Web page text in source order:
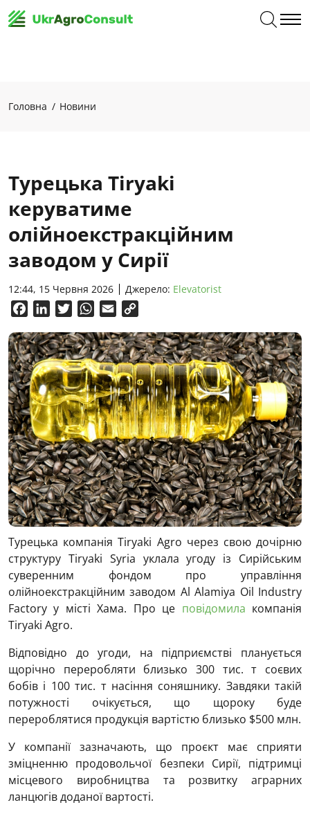
Головна Новини
Турецька Tiryaki
керуватиме
олійноекстракційним
заводом у Сирії
12:44, 15 Червня 2026 Джерело: Elevatorist
FacebookLinkedInTwitterWhatsApp
Email
Турецька компанія Tiryaki Agro через свою дочірню
структуру Tiryaki Syria уклала угоду із Сирійським
суверенним фондом про управління
олійноекстракційним заводом Al Alamiya Oil Industry
Factory у місті Хама. Про це повідомила компанія
Tiryaki Agro.
Відповідно до угоди, на підприємстві планується
щорічно переробляти близько 300 тис. т соєвих
бобів і 100 тис. т насіння соняшнику. Завдяки такій
потужності очікується, що щороку буде
перероблятися продукція вартістю близько $500 млн.
У компанії зазначають, що проєкт має сприяти
зміцненню продовольчої безпеки Сирії, підтримці
місцевого виробництва та розвитку аграрних
ланцюгів доданої вартості.